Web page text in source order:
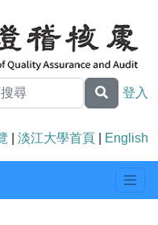
登入
淡江大學首頁 English